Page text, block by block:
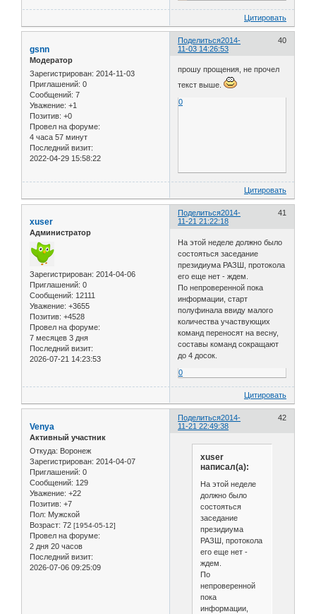
Цитировать
Поделиться 40
2014-
11-03 14:26:53
gsnn
Модератор
Зарегистрирован: 2014-11-03
Приглашений: 0
Сообщений: 7
Уважение: +1
Позитив: +0
Провел на форуме:
4 часа 57 минут
Последний визит:
2022-04-29 15:58:22
прошу прощения, не прочел
текст выше.
0
Цитировать
Поделиться 41
2014-
11-21 21:22:18
xuser
Администратор
Зарегистрирован: 2014-04-06
Приглашений: 0
Сообщений: 12111
Уважение: +3655
Позитив: +4528
Провел на форуме:
7 месяцев 3 дня
Последний визит:
2026-07-21 14:23:53
На этой неделе должно было
состояться заседание
президиума РАЗШ, протокола
его еще нет - ждем.
По непроверенной пока
информации, старт
полуфинала ввиду малого
количества участвующих
команд переносят на весну,
составы команд сокращают
до 4 досок.
0
Цитировать
Поделиться 42
2014-
11-21 22:49:38
Venya
Активный участник
Откуда: Воронеж
Зарегистрирован: 2014-04-07
Приглашений: 0
Сообщений: 129
Уважение: +22
Позитив: +7
Пол: Мужской
Возраст: 72 [1954-05-12]
Провел на форуме:
2 дня 20 часов
Последний визит:
2026-07-06 09:25:09
xuser
написал(а):
На этой неделе
должно было
состояться
заседание
президиума
РАЗШ, протокола
его еще нет -
ждем.
По
непроверенной
пока
информации,